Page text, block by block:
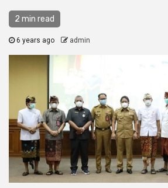
2 min read
6 years ago admin